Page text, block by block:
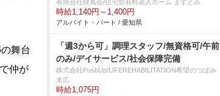
舞台
仲が
有限会社緑風会/住宅型有料老人ホーム ますとみ
時給1,140円～1,400円
アルバイト・パート / 愛知県
「週3から可」調理スタッフ/無資格可/午前
のみ/デイサービス/社会保障完備
株式会社PushUp/LIFEREHABILITATION希望のつぼみ
末広
時給1,075円